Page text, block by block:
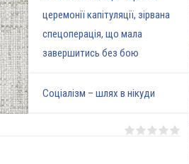
церемонії капітуляції, зірвана
спецоперація, що мала
завершитись без бою
Соціалізм – шлях в нікуди